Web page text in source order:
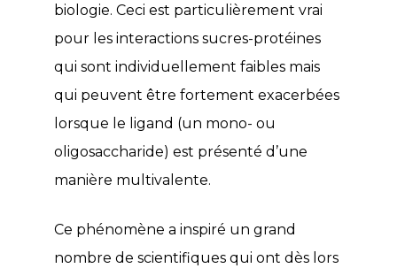
biologie. Ceci est particulièrement vrai
pour les interactions sucres-protéines
qui sont individuellement faibles mais
qui peuvent être fortement exacerbées
lorsque le ligand (un mono- ou
oligosaccharide) est présenté d’une
manière multivalente.
Ce phénomène a inspiré un grand
nombre de scientifiques qui ont dès lors